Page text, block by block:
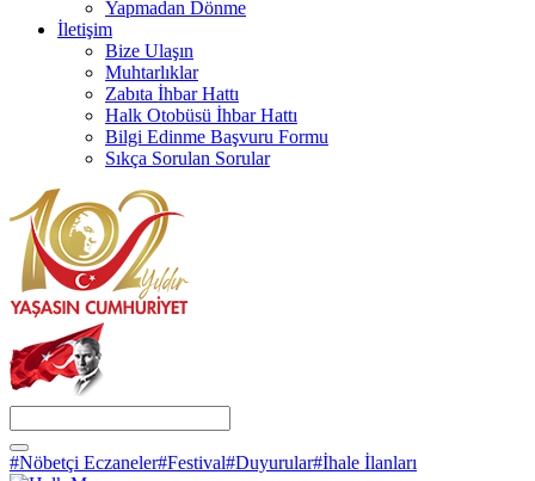
Yapmadan Dönme
İletişim
Bize Ulaşın
Muhtarlıklar
Zabıta İhbar Hattı
Halk Otobüsü İhbar Hattı
Bilgi Edinme Başvuru Formu
Sıkça Sorulan Sorular
#Nöbetçi Eczaneler#Festival#Duyurular#İhale İlanları